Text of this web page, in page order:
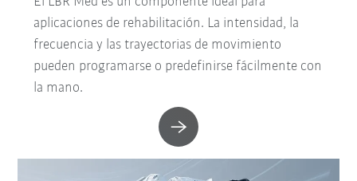
aplicaciones de rehabilitación. La intensidad, la
frecuencia y las trayectorias de movimiento
pueden programarse o predefinirse fácilmente con
la mano.